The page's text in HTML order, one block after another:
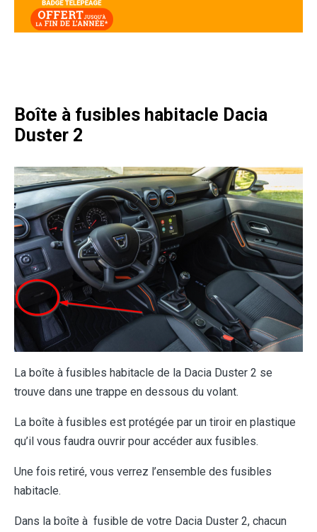
Boîte à fusibles habitacle Dacia
Duster 2
La boîte à fusibles habitacle de la Dacia Duster 2 se
trouve dans une trappe en dessous du volant.
La boîte à fusibles est protégée par un tiroir en plastique
qu’il vous faudra ouvrir pour accéder aux fusibles.
Une fois retiré, vous verrez l’ensemble des fusibles
habitacle.
Dans la boîte à fusible de votre Dacia Duster 2, chacun